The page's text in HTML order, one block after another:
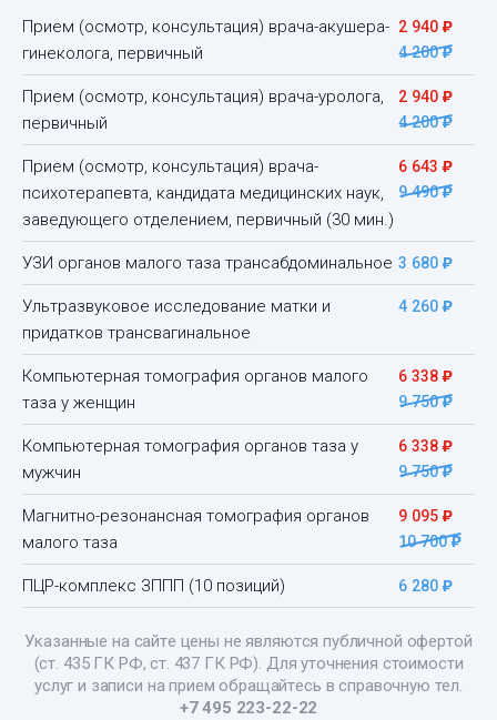
Прием (осмотр, консультация) врача-акушера-
гинеколога, первичный
2 940)
4 200)
Прием (осмотр, консультация) врача-уролога,
первичный
2 940)
4 200)
Прием (осмотр, консультация) врача-
психотерапевта, кандидата медицинских наук,
заведующего отделением, первичный (30 мин.)
6 643)
9 490)
УЗИ органов малого таза трансабдоминальное 3 680)
Ультразвуковое исследование матки и
придатков трансвагинальное
4 260)
Компьютерная томография органов малого
таза у женщин
6 338)
9 750)
Компьютерная томография органов таза у
мужчин
6 338)
9 750)
Магнитно-резонансная томография органов
малого таза
9 095)
10 700)
ПЦР-комплекс ЗППП (10 позиций) 6 280)
Указанные на сайте цены не являются публичной офертой
(ст. 435 ГК РФ, ст. 437 ГК РФ). Для уточнения стоимости
услуг и записи на прием обращайтесь в справочную тел.
+7 495 223-22-22